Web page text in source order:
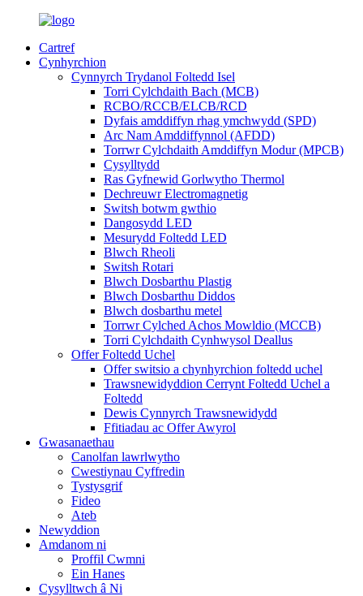
Cartref
Cynhyrchion
Cynnyrch Trydanol Foltedd Isel
Torri Cylchdaith Bach (MCB)
RCBO/RCCB/ELCB/RCD
Dyfais amddiffyn rhag ymchwydd (SPD)
Arc Nam Amddiffynnol (AFDD)
Torrwr Cylchdaith Amddiffyn Modur (MPCB)
Cysylltydd
Ras Gyfnewid Gorlwytho Thermol
Dechreuwr Electromagnetig
Switsh botwm gwthio
Dangosydd LED
Mesurydd Foltedd LED
Blwch Rheoli
Switsh Rotari
Blwch Dosbarthu Plastig
Blwch Dosbarthu Diddos
Blwch dosbarthu metel
Torrwr Cylched Achos Mowldio (MCCB)
Torri Cylchdaith Cynhwysol Deallus
Offer Foltedd Uchel
Offer switsio a chynhyrchion foltedd uchel
Trawsnewidyddion Cerrynt Foltedd Uchel a
Foltedd
Dewis Cynnyrch Trawsnewidydd
Ffitiadau ac Offer Awyrol
Gwasanaethau
Canolfan lawrlwytho
Cwestiynau Cyffredin
Tystysgrif
Fideo
Ateb
Newyddion
Amdanom ni
Proffil Cwmni
Ein Hanes
Cysylltwch â Ni